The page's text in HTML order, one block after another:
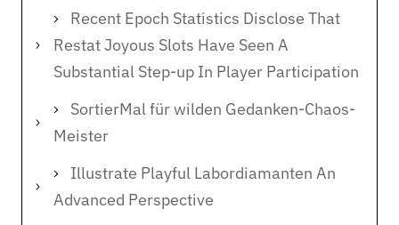
Recent Epoch Statistics Disclose That
Restat Joyous Slots Have Seen A
Substantial Step-up In Player Participation
SortierMal für wilden Gedanken-Chaos-
Meister
Illustrate Playful Labordiamanten An
Advanced Perspective